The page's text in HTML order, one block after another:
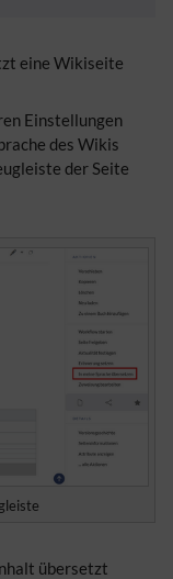
eine Wikiseite
Einstellungen
des Wikis
der Seite
übersetzt